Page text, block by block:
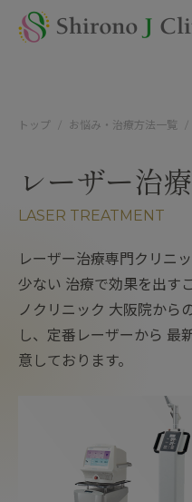
トップ お悩み・治療方法一覧
レーザー治療
LASER TREATMENT
レーザー治療専門クリニ
少ない 治療で効果を出す
ノクリニック 大阪院から
し、定番レーザーから 最
意しております。